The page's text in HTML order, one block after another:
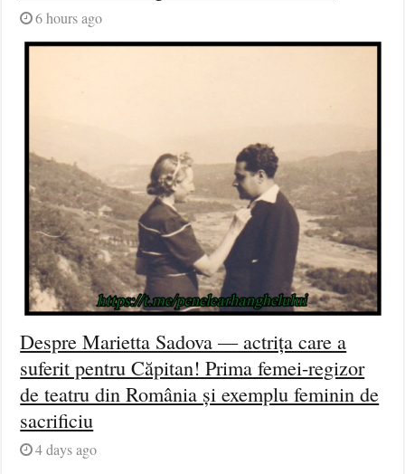
6 hours ago
Despre Marietta Sadova — actrița care a
suferit pentru Căpitan! Prima femei-regizor
de teatru din România și exemplu feminin de
sacrificiu
4 days ago